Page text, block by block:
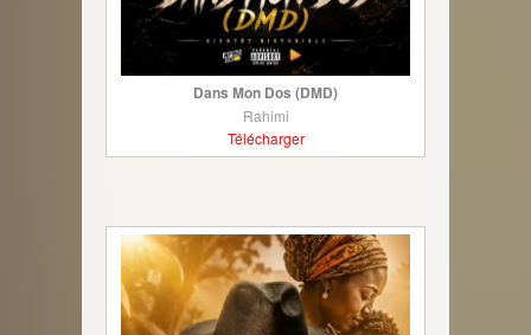
Dans Mon Dos (DMD)
Rahimi
Télécharger